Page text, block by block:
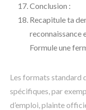
Conclusion :
Recapitule ta
reconnaissance
Formule une
Les formats standard
spécifiques, par
d’emploi, plainte